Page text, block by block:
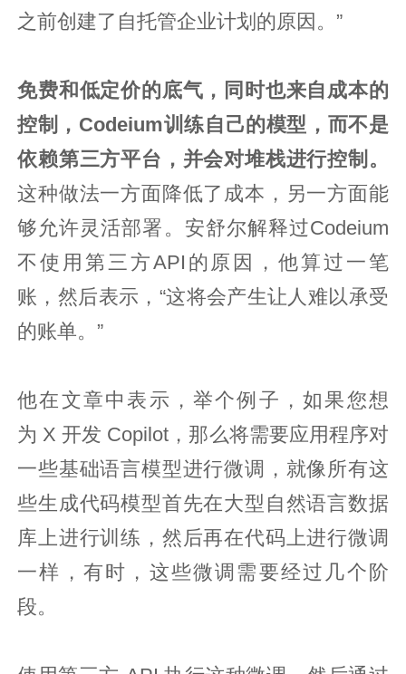
之前创建了自托管企业计划的原因。”
免费和低定价的底气，同时也来自成本的
控制，Codeium训练自己的模型，而不是
依赖第三方平台，并会对堆栈进行控制。
这种做法一方面降低了成本，另一方面能
够允许灵活部署。安舒尔解释过Codeium
不使用第三方API的原因，他算过一笔
账，然后表示，“这将会产生让人难以承受
的账单。”
他在文章中表示，举个例子，如果您想
为 X 开发 Copilot，那么将需要应用程序对
一些基础语言模型进行微调，就像所有这
些生成代码模型首先在大型自然语言数据
库上进行训练，然后再在代码上进行微调
一样，有时，这些微调需要经过几个阶
段。